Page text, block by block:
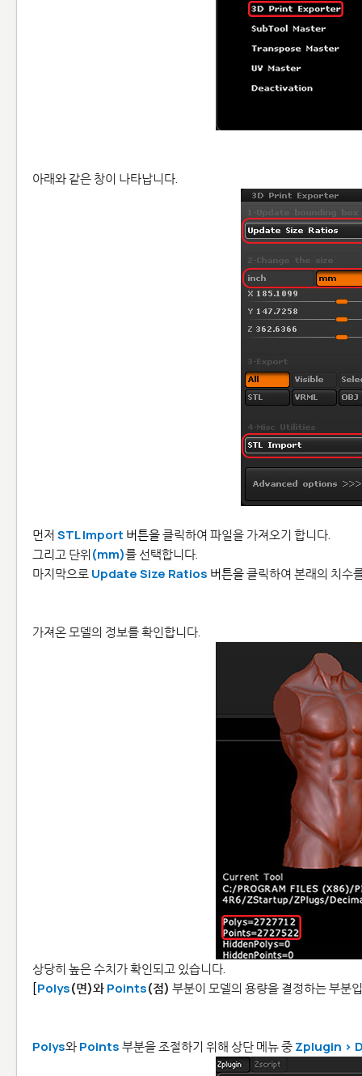
아래와 같은 창이 나타납니다.
먼저 STL Import 버튼을클릭하여 파일을 가져오기 합니다.
그리고 단위(mm)를 선택합니다.
마지막으로Update Size Ratios 버튼을클릭하여 본래의 치수
가져온 모델의 정보를 확인합니다.
상당히 높은 수치가 확인되고 있습니다.
[Polys(면)와Points(점) 부분이 모델의 용량을 결정하는 부분
Polys와Points부분을 조절하기 위해 상단 메뉴 중Zplugin >